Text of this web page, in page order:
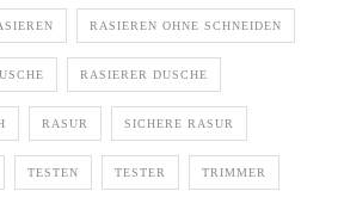
RASIEREN OHNE SCHNEIDEN
RASIERER DUSCHE
RASUR SICHERE RASUR
TESTEN TESTER TRIMMER